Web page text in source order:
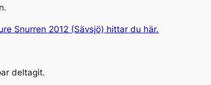
Snurren 2012 (Sävsjö) hittar du här.
deltagit.